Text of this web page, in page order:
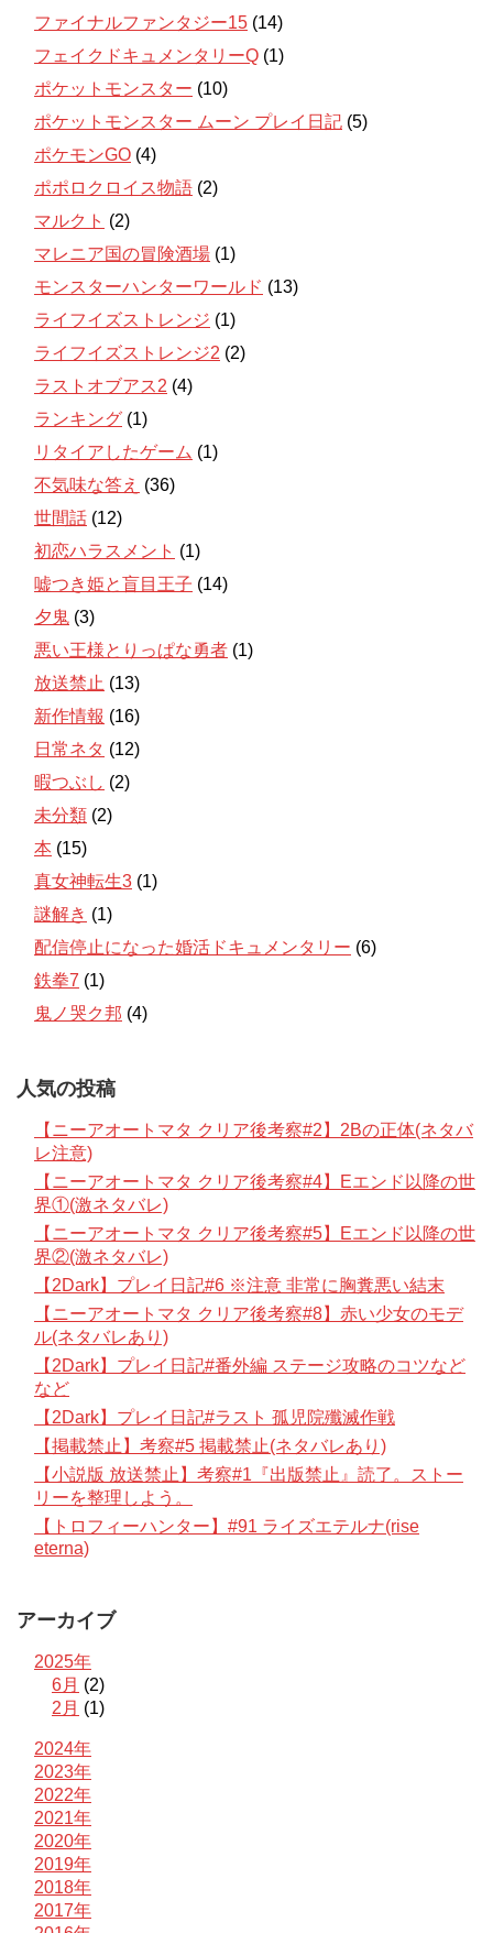
ファイナルファンタジー15 (14)
フェイクドキュメンタリーQ (1)
ポケットモンスター (10)
ポケットモンスター ムーン プレイ日記 (5)
ポケモンGO (4)
ポポロクロイス物語 (2)
マルクト (2)
マレニア国の冒険酒場 (1)
モンスターハンターワールド (13)
ライフイズストレンジ (1)
ライフイズストレンジ2 (2)
ラストオブアス2 (4)
ランキング (1)
リタイアしたゲーム (1)
不気味な答え (36)
世間話 (12)
初恋ハラスメント (1)
嘘つき姫と盲目王子 (14)
夕鬼 (3)
悪い王様とりっぱな勇者 (1)
放送禁止 (13)
新作情報 (16)
日常ネタ (12)
暇つぶし (2)
未分類 (2)
本 (15)
真女神転生3 (1)
謎解き (1)
配信停止になった婚活ドキュメンタリー (6)
鉄拳7 (1)
鬼ノ哭ク邦 (4)
人気の投稿
【ニーアオートマタ クリア後考察#2】2Bの正体(ネタバ
レ注意)
【ニーアオートマタ クリア後考察#4】Eエンド以降の世
界①(激ネタバレ)
【ニーアオートマタ クリア後考察#5】Eエンド以降の世
界②(激ネタバレ)
【2Dark】プレイ日記#6 ※注意 非常に胸糞悪い結末
【ニーアオートマタ クリア後考察#8】赤い少女のモデ
ル(ネタバレあり)
【2Dark】プレイ日記#番外編 ステージ攻略のコツなど
など
【2Dark】プレイ日記#ラスト 孤児院殲滅作戦
【掲載禁止】考察#5 掲載禁止(ネタバレあり)
【小説版 放送禁止】考察#1『出版禁止』読了。ストー
リーを整理しよう。
【トロフィーハンター】#91 ライズエテルナ(rise
eterna)
アーカイブ
2025年
6月 (2)
2月 (1)
2024年
2023年
2022年
2021年
2020年
2019年
2018年
2017年